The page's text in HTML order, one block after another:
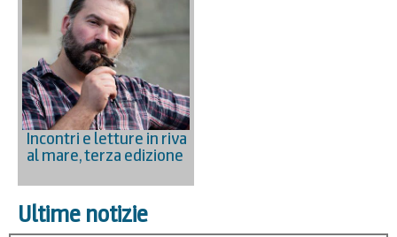
Incontri e letture in riva
al mare, terza edizione
Ultime notizie